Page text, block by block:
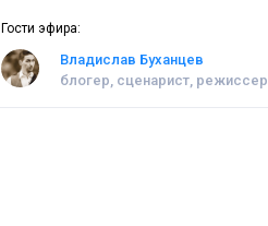
Гости эфира:
Владислав Буханцев
блогер, сценарист, режиссер